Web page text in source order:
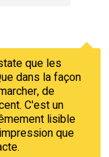
que les
dans la façon
de
C'est un
lisible
que